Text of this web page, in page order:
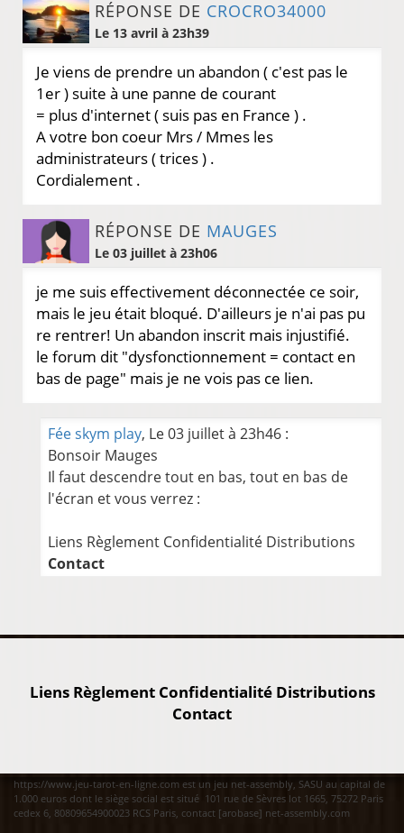
RÉPONSE DE CROCRO34000
Le 13 avril à 23h39
Je viens de prendre un abandon ( c'est pas le
1er ) suite à une panne de courant
= plus d'internet ( suis pas en France ) .
A votre bon coeur Mrs / Mmes les
administrateurs ( trices ) .
Cordialement .
RÉPONSE DE MAUGES
Le 03 juillet à 23h06
je me suis effectivement déconnectée ce soir,
mais le jeu était bloqué. D'ailleurs je n'ai pas pu
re rentrer! Un abandon inscrit mais injustifié.
le forum dit "dysfonctionnement = contact en
bas de page" mais je ne vois pas ce lien.
Fée skym play, Le 03 juillet à 23h46 :
Bonsoir Mauges
Il faut descendre tout en bas, tout en bas de
l'écran et vous verrez :
Liens Règlement Confidentialité Distributions
Contact
Liens Règlement Confidentialité Distributions
Contact
https://www.jeu-tarot-en-ligne.com est un jeu net-assembly, SASU au capital de
1.000 euros dont le siège social est situé 101 rue de Sèvres lot 1665, 75272 Paris
cedex 6, 80809654900023 RCS Paris, contact [arobase] net-assembly.com